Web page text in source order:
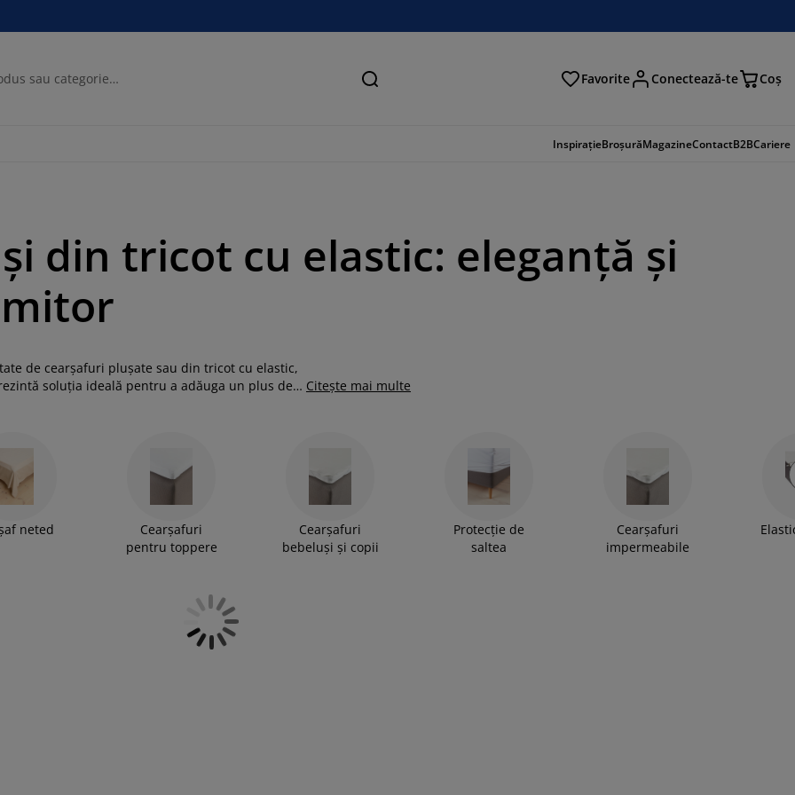
Căutare Favorite Conectează-te Coş
InspirațieBroșurăMagazineContactB2BCariere
din tricot cu elastic: eleganță și
de cearșafuri plușate sau din tricot cu elastic,
soluția ideală pentru a adăuga un plus de
Citește mai multe
neted
Cearșafuri
pentru toppere
Cearșafuri
bebeluși și copii
Protecție de
saltea
Cearșafuri
impermeabile